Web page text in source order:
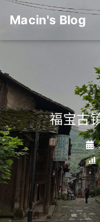
Macin's Blog
福宝古